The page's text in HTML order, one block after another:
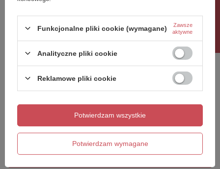
Dodaj własne zdjęcie produktu:
Wyślij opinię
Funkcjonalne pliki cookie (wymagane) Zawsze
aktywne
Analityczne pliki cookie
Reklamowe pliki cookie
Potwierdzam wymagane
Potwierdzam wszystkie